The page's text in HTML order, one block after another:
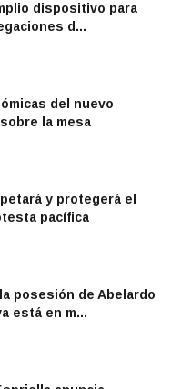
dispositivo para
d...
del nuevo
la mesa
y protegerá el
pacífica
posesión de Abelardo
está en m...